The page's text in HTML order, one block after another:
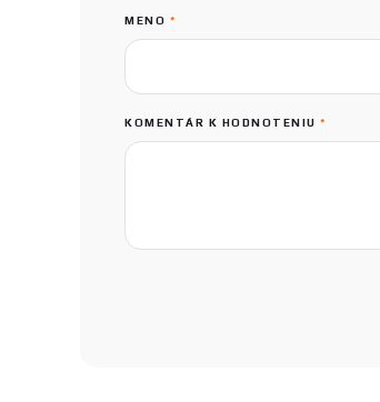
MENO *
KOMENTÁR K HODNOTENIU *